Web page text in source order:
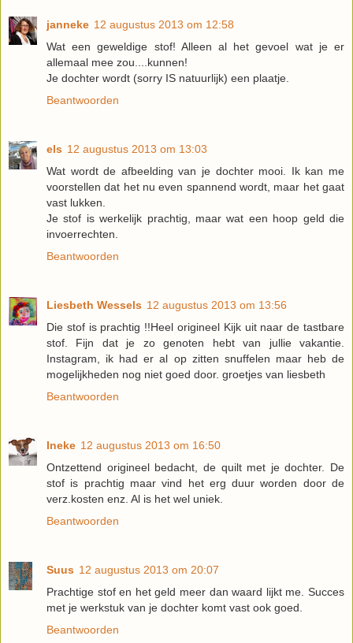
janneke 12 augustus 2013 om 12:58
Wat een geweldige stof! Alleen al het gevoel wat je er
allemaal mee zou....kunnen!
Je dochter wordt (sorry IS natuurlijk) een plaatje.
Beantwoorden
els 12 augustus 2013 om 13:03
Wat wordt de afbeelding van je dochter mooi. Ik kan me
voorstellen dat het nu even spannend wordt, maar het gaat
vast lukken.
Je stof is werkelijk prachtig, maar wat een hoop geld die
invoerrechten.
Beantwoorden
Liesbeth Wessels 12 augustus 2013 om 13:56
Die stof is prachtig !!Heel origineel Kijk uit naar de tastbare
stof. Fijn dat je zo genoten hebt van jullie vakantie.
Instagram, ik had er al op zitten snuffelen maar heb de
mogelijkheden nog niet goed door. groetjes van liesbeth
Beantwoorden
Ineke 12 augustus 2013 om 16:50
Ontzettend origineel bedacht, de quilt met je dochter. De
stof is prachtig maar vind het erg duur worden door de
verz.kosten enz. Al is het wel uniek.
Beantwoorden
Suus 12 augustus 2013 om 20:07
Prachtige stof en het geld meer dan waard lijkt me. Succes
met je werkstuk van je dochter komt vast ook goed.
Beantwoorden